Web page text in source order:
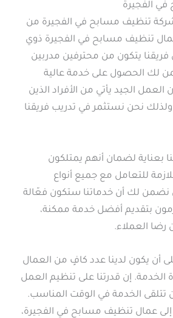
الفجيرة
تنظيف مسابح في الفجيرة من
تنظيف مسابح في الفجيرة ذوي
فريقنا يتكون من محترفين مدربين
لك الحصول على خدمة عالية
الجيد يأتي من الأفراد الذين
نحن نستثمر في تدريب فريقنا
بعناية لضمان أنهم يمتلكون
للتعامل مع جميع أنواع
نضمن لك أن خدماتنا ستكون فعّالة
بتقديم أفضل خدمة ممكنة،
العملاء.
أن يكون لدينا عدد كافٍ من العمال
إن قدرتنا على تنظيم العمل
تتلقى الخدمة في الوقت المناسب.
إلى عمال تنظيف مسابح في الفجيرة،